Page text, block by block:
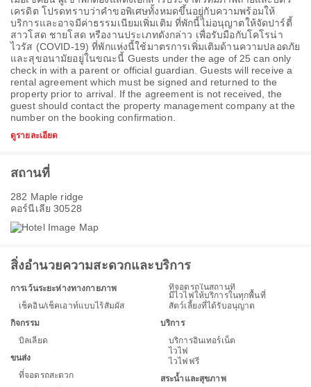
เครดิต โปรดทราบว่าคำขอพิเศษทั้งหมดขึ้นอยู่กับความพร้อมให้
บริการและอาจมีค่าธรรมเนียมเพิ่มเติม ที่พักนี้ไม่อนุญาตให้จัดปาร์ตี้
สาวโสด ชายโสด หรืองานประเภทดังกล่าว เพื่อรับมือกับโคโรน่า
ไวรัส (COVID-19) ที่พักแห่งนี้ใช้มาตรการเพิ่มเติมด้านความปลอดภัย
และสุขอนามัยอยู่ในขณะนี้ Guests under the age of 25 can only
check in with a parent or official guardian. Guests will receive a
rental agreement which must be signed and returned to the
property prior to arrival. If the agreement is not received, the
guest should contact the property management company at the
number on the booking confirmation.
ดูรายละเอียด
สถานที่
282 Maple ridge
คอร์นีเลีย 30528
สิ่งอำนวยความสะดวกและบริการ
การเว้นระยะห่างทางกายภาพ
เช็คอิน/เช็คเอาท์แบบไร้สัมผัส
กิจกรรม
บิลเลียด
ขนส่ง
ที่จอดรถสะดวก
ที่จอดรถในสถานที่
มีไวไฟให้บริการในทุกพื้นที่
สัตว์เลี้ยงที่ได้รับอนุญาต
บริการ
บริการอินเทอร์เน็ต
ไวไฟ
ไวไฟฟรี
สระน้ำและสุขภาพ